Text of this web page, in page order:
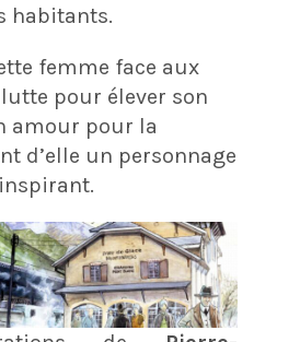
habitants.
femme face aux
pour élever son
amour pour la
d’elle un personnage